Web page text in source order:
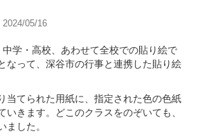
05/16
学・高校、あわせて全校での貼り絵で
なって、深谷市の行事と連携した貼り絵
当てられた用紙に、指定された色の色紙
いきます。どこのクラスをのぞいても、
ました。